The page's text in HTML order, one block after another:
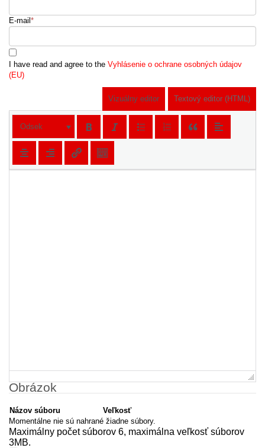
E-mail *
I have read and agree to the Vyhlásenie o ochrane osobných údajov
(EU)
Vizuálny editor Textový editor (HTML)
Odsek
Obrázok
Názov súboru
Veľkosť
Momentálne nie sú nahrané žiadne súbory.
Maximálny počet súborov 6, maximálna veľkosť súborov
3MB.